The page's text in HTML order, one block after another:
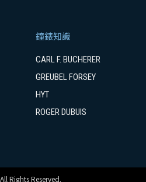
鐘錶知識
CARL F. BUCHERER
GREUBEL FORSEY
HYT
ROGER DUBUIS
Rights Reserved.